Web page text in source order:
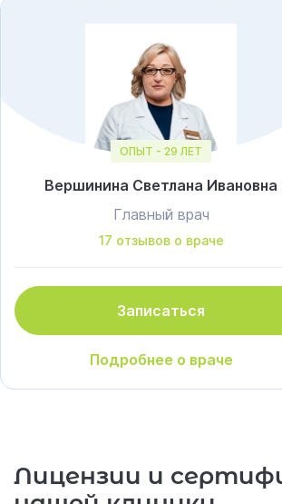
ОПЫТ - 29 ЛЕТ
Вершинина Светлана Ивановна
Главный врач
17 отзывов о враче
Записаться
Подробнее о враче
Лицензии и